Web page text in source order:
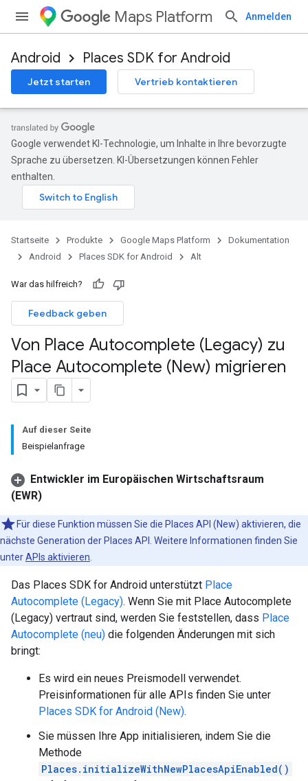
Maps Platform Anmelden
Android Places SDK for Android
Jetzt starten Vertrieb kontaktieren
Google verwendet KI-Technologie, um Inhalte in Ihre bevorzugte
Sprache zu übersetzen. KI-Übersetzungen können Fehler
enthalten.
Startseite Produkte Google Maps Platform
Dokumentation
Android
Places SDK for Android Alt
War das hilfreich?
Feedback geben
Von Place Autocomplete (Legacy) zu
Place Autocomplete (New) migrieren
Auf dieser Seite
Beispielanfrage
Entwickler im Europäischen Wirtschaftsraum
(EWR)
Für diese Funktion müssen Sie die Places API (New) aktivieren, die
nächste Generation der Places API. Weitere Informationen finden Sie
unterAPIs aktivieren
Das Places SDK for Android unterstützt Place
Autocomplete (Legacy). Wenn Sie mit Place Autocomplete
(Legacy) vertraut sind, werden Sie feststellen, dass Place
Autocomplete (neu) die folgenden Änderungen mit sich
bringt:
Es wird ein neues Preismodell verwendet.
Preisinformationen für alle APIs finden Sie unter
Places SDK for Android (New).
Sie müssen Ihre App initialisieren, indem Sie die
Methode
Places.initializeWithNewPlacesApiEnabled()